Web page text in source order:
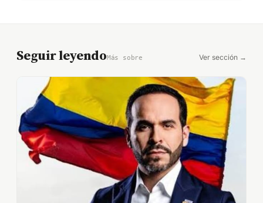
Seguir leyendoMás sobre Ver sección →